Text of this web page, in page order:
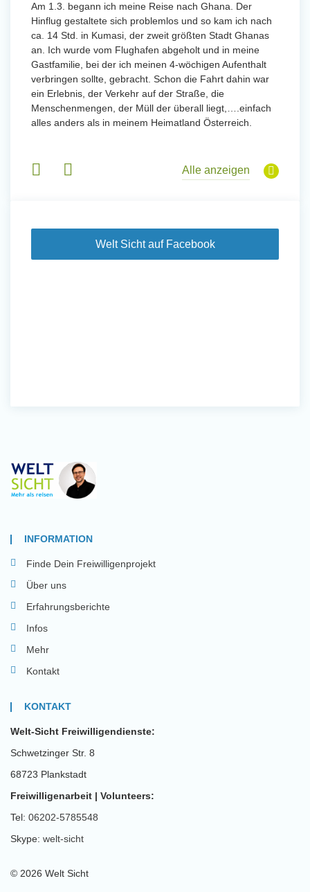
Am 1.3. begann ich meine Reise nach Ghana. Der
Hinflug gestaltete sich problemlos und so kam ich nach
ca. 14 Std. in Kumasi, der zweit größten Stadt Ghanas
an. Ich wurde vom Flughafen abgeholt und in meine
Gastfamilie, bei der ich meinen 4-wöchigen Aufenthalt
verbringen sollte, gebracht. Schon die Fahrt dahin war
ein Erlebnis, der Verkehr auf der Straße, die
Menschenmengen, der Müll der überall liegt,….einfach
alles anders als in meinem Heimatland Österreich.
Alle anzeigen
Welt Sicht auf Facebook
INFORMATION
Finde Dein Freiwilligenprojekt
Über uns
Erfahrungsberichte
Infos
Mehr
Kontakt
KONTAKT
Welt-Sicht Freiwilligendienste:
Schwetzinger Str. 8
68723 Plankstadt
Freiwilligenarbeit | Volunteers:
Tel: 06202-5785548
Skype: welt-sicht
© 2026 Welt Sicht